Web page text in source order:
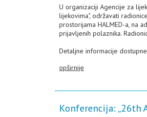
U organizaciji Agencije za
lijekovima", održavati
prostorijama HALMED-a, na
prijavljenih polaznika.
Detaljne informacije
opširnije
Konferencija: „26th